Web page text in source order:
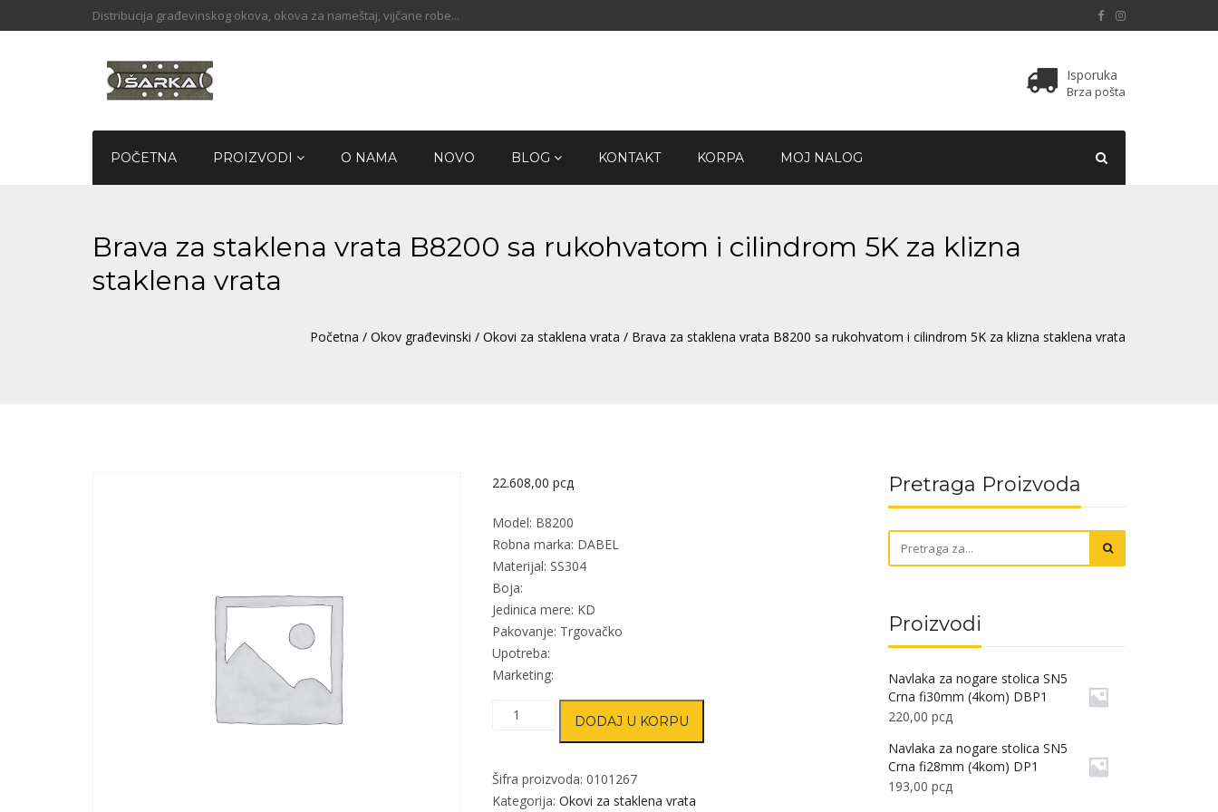
Distribucija građevinskog okova, okova za nameštaj, vijčane robe...
Isporuka
Brza pošta
POČETNA PROIZVODI O NAMA NOVO BLOG KONTAKT KORPA MOJ NALOG
Brava za staklena vrata B8200 sa rukohvatom i cilindrom 5K za klizna
staklena vrata
Početna / Okov građevinski / Okovi za staklena vrata / Brava za staklena vrata B8200 sa rukohvatom i cilindrom 5K za klizna staklena vrata
22.608,00 рсд
Model: B8200
Robna marka: DABEL
Materijal: SS304
Boja:
Jedinica mere: KD
Pakovanje: Trgovačko
Upotreba:
Marketing:
Brava
vrata
B8200
DODAJ U KORPU
Šifra proizvoda: 0101267
Kategorija: Okovi za staklena vrata
Pretraga Proizvoda
Proizvodi
Navlaka za nogare stolica SN5
Crna fi30mm (4kom) DBP1
220,00 рсд
Navlaka za nogare stolica SN5
Crna fi28mm (4kom) DP1
193,00 рсд